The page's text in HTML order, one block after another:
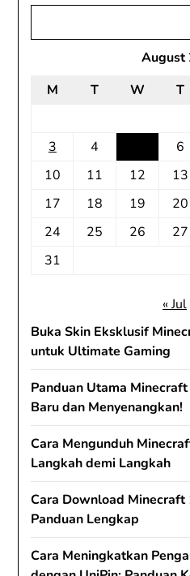
August
M
T W T
3
4 6
10
11 12 13
17
18 19 20
24
25 26 27
31
« Jul
Buka Skin Eksklusif
untuk Ultimate Gaming
Panduan Utama
Baru dan Menyenangkan!
Cara Mengunduh
Langkah demi Langkah
Cara Download
Panduan Lengkap
Cara Meningkatkan